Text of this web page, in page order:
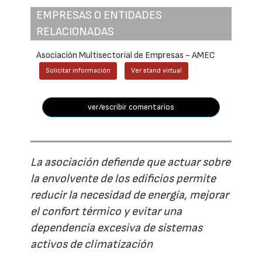
EMPRESAS O ENTIDADES
RELACIONADAS
Asociación Multisectorial de Empresas - AMEC
Solicitar información Ver stand virtual
ver/escribir comentarios
La asociación defiende que actuar sobre
la envolvente de los edificios permite
reducir la necesidad de energía, mejorar
el confort térmico y evitar una
dependencia excesiva de sistemas
activos de climatización